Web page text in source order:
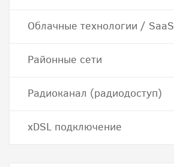
Облачные технологии / SaaS
Районные сети
Радиоканал (радиодоступ)
хDSL подключение